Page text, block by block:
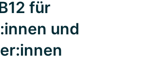
für
und